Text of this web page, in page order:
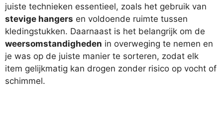
juiste technieken essentieel, zoals het gebruik van
stevige hangers en voldoende ruimte tussen
kledingstukken. Daarnaast is het belangrijk om de
weersomstandigheden in overweging te nemen en
je was op de juiste manier te sorteren, zodat elk
item gelijkmatig kan drogen zonder risico op vocht of
schimmel.